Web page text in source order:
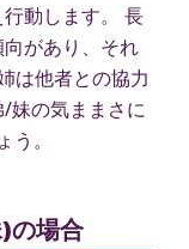
動します。 長
があり、それ
は他者との協力
妹の気ままさに
。
の場合